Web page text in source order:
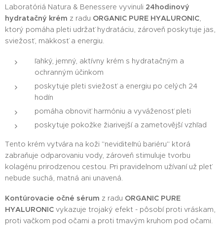
Laboratóriá Natura & Benessere vyvinuli 24hodinový
hydratačný krém z radu ORGANIC PURE HYALURONIC,
ktorý pomáha pleti udržať hydratáciu, zároveň poskytuje jas,
sviežosť, mäkkosť a energiu.
ľahký, jemný, aktívny krém s hydratačným a
ochranným účinkom
poskytuje pleti sviežosť a energiu po celých 24
hodín
pomáha obnoviť harmóniu a vyváženosť pleti
poskytuje pokožke žiarivejší a zametovější vzhľad
Tento krém vytvára na koži "neviditeľnú bariéru" ktorá
zabraňuje odparovaniu vody, zároveň stimuluje tvorbu
kolagénu prirodzenou cestou. Pri pravidelnom užívaní už pleť
nebude suchá, matná ani unavená.
Kontúrovacie očné sérum z radu ORGANIC PURE
HYALURONIC vykazuje trojaký efekt - pôsobí proti vráskam,
proti vačkom pod očami a proti tmavým kruhom pod očami.